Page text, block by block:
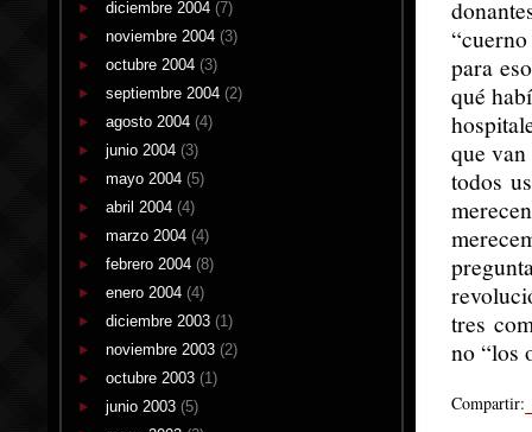
diciembre 2004 (7)
noviembre 2004 (3)
octubre 2004 (3)
septiembre 2004 (2)
agosto 2004 (4)
junio 2004 (3)
mayo 2004 (5)
abril 2004 (4)
marzo 2004 (4)
febrero 2004 (8)
enero 2004 (4)
diciembre 2003 (1)
noviembre 2003 (2)
octubre 2003 (1)
junio 2003 (5)
para
qué
que
todos
tres
no “los
Compartir: